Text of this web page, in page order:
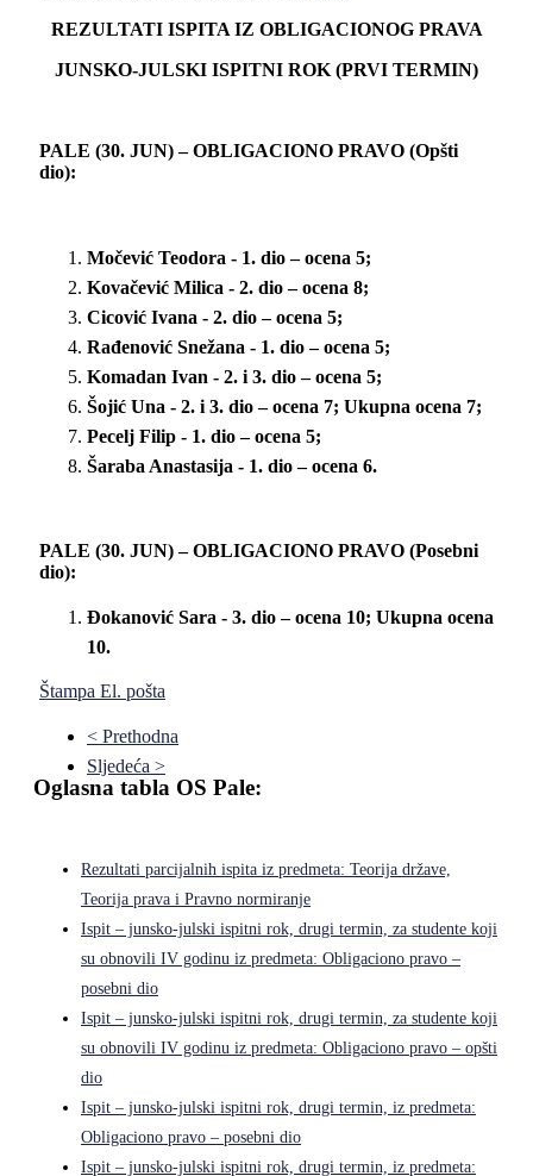
REZULTATI ISPITA IZ OBLIGACIONOG PRAVA
JUNSKO-JULSKI ISPITNI ROK (PRVI TERMIN)
PALE (30. JUN) – OBLIGACIONO PRAVO (Opšti
dio):
Močević Teodora - 1. dio – ocena 5;
Kovačević Milica - 2. dio – ocena 8;
Cicović Ivana - 2. dio – ocena 5;
Rađenović Snežana - 1. dio – ocena 5;
Komadan Ivan - 2. i 3. dio – ocena 5;
Šojić Una - 2. i 3. dio – ocena 7; Ukupna ocena 7;
Pecelj Filip - 1. dio – ocena 5;
Šaraba Anastasija - 1. dio – ocena 6.
PALE (30. JUN) – OBLIGACIONO PRAVO (Posebni
dio):
Đokanović Sara - 3. dio – ocena 10; Ukupna ocena
10.
Štampa El. pošta
< Prethodna
Sljedeća >
Oglasna tabla OS Pale:
Rezultati parcijalnih ispita iz predmeta: Teorija države,
Teorija prava i Pravno normiranje
Ispit – junsko-julski ispitni rok, drugi termin, za studente koji
su obnovili IV godinu iz predmeta: Obligaciono pravo –
posebni dio
Ispit – junsko-julski ispitni rok, drugi termin, za studente koji
su obnovili IV godinu iz predmeta: Obligaciono pravo – opšti
dio
Ispit – junsko-julski ispitni rok, drugi termin, iz predmeta:
Obligaciono pravo – posebni dio
Ispit – junsko-julski ispitni rok, drugi termin, iz predmeta: